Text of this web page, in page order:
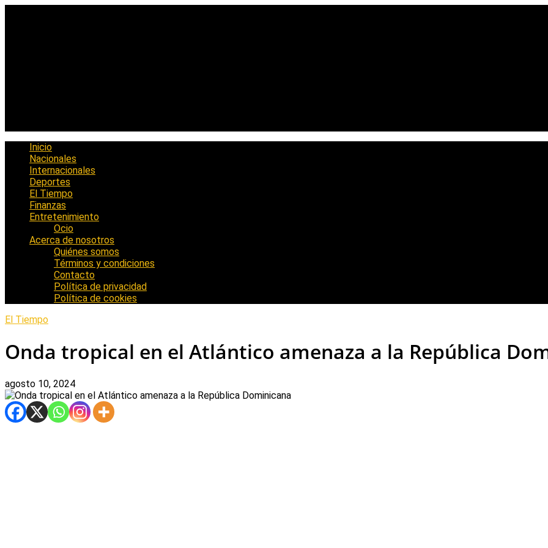
Inicio
Nacionales
Internacionales
Deportes
El Tiempo
Finanzas
Entretenimiento
Ocio
Acerca de nosotros
Quiénes somos
Términos y condiciones
Contacto
Política de privacidad
Política de cookies
El Tiempo
Onda tropical en el Atlántico amenaza a la República
agosto 10, 2024